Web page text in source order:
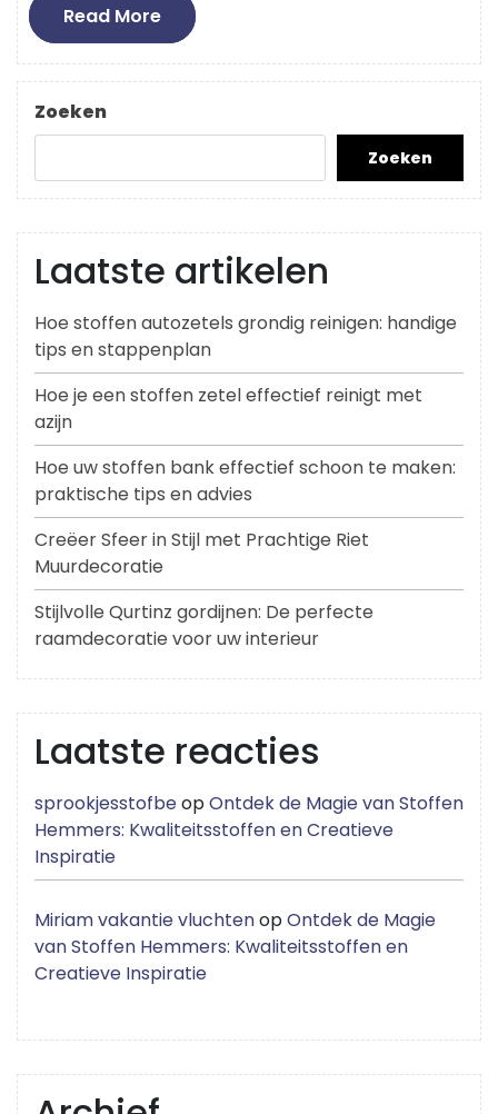
Read MoreRead
More
Zoeken
Zoeken
Laatste artikelen
Hoe stoffen autozetels grondig reinigen: handige
tips en stappenplan
Hoe je een stoffen zetel effectief reinigt met
azijn
Hoe uw stoffen bank effectief schoon te maken:
praktische tips en advies
Creëer Sfeer in Stijl met Prachtige Riet
Muurdecoratie
Stijlvolle Qurtinz gordijnen: De perfecte
raamdecoratie voor uw interieur
Laatste reacties
sprookjesstofbeopOntdek de Magie van Stoffen
Hemmers: Kwaliteitsstoffen en Creatieve
Inspiratie
Miriam vakantie vluchtenopOntdek de Magie
van Stoffen Hemmers: Kwaliteitsstoffen en
Creatieve Inspiratie